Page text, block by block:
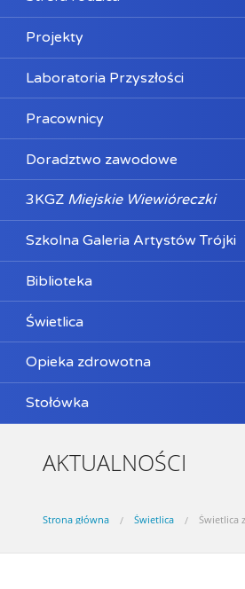
Projekty
Laboratoria Przyszłości
Pracownicy
Doradztwo zawodowe
3KGZ Miejskie Wiewióreczki
Szkolna Galeria Artystów Trójki
Biblioteka
Świetlica
Opieka zdrowotna
Stołówka
AKTUALNOŚCI
Strona główna Świetlica Świetlica